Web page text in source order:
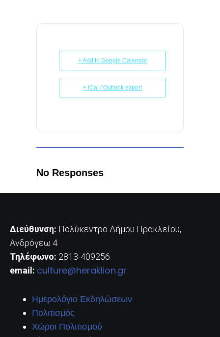
+ Add to Google Calendar
+ iCal / Outlook export
No Responses
Διεύθυνση: Πολύκεντρο Δήμου Ηρακλείου,
Ανδρόγεω 4
Τηλέφωνο: 2813-409256
email: culture@heraklion.gr
Ημερολόγιο Εκδηλώσεων
Πολιτισμός
Χώροι Πολιτισμού